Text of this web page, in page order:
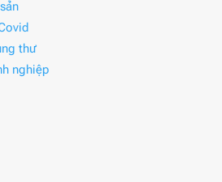
thư
nghiệp